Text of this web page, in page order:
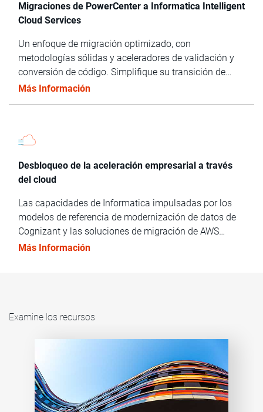
Migraciones de PowerCenter a Informatica Intelligent
Cloud Services
Un enfoque de migración optimizado, con
metodologías sólidas y aceleradores de validación y
conversión de código. Simplifique su transición de
PowerCenter a Informatica Intelligent Cloud Services,
Más Información
Desbloqueo de la aceleración empresarial a través
del cloud
Las capacidades de Informatica impulsadas por los
modelos de referencia de modernización de datos de
Cognizant y las soluciones de migración de AWS
ayudan a optimizar la migración de datos al cloud.
Más Información
Examine los recursos